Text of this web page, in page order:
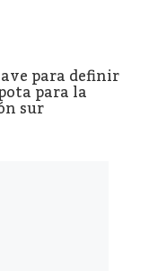
para definir
para la
sur